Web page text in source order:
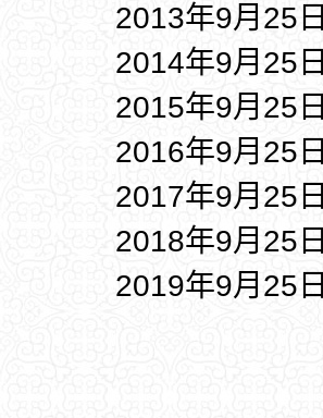
2013年9月25日
2014年9月25日
2015年9月25日
2016年9月25日
2017年9月25日
2018年9月25日
2019年9月25日